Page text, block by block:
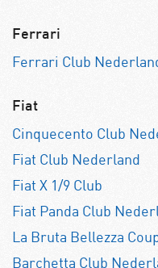
Ferrari
Ferrari Club
Fiat
Cinquecento Club
Fiat Club Nederland
Fiat X 1/9 Club
Fiat Panda Club
La Bruta Bellezza
Barchetta Club